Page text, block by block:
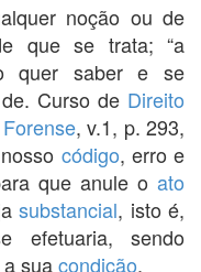
noção ou de
que se trata; “a
quer saber e se
Curso de Direito
Forense, v.1, p. 293,
código, erro e
que anule o ato
substancial, isto é,
sendo
suacondição.